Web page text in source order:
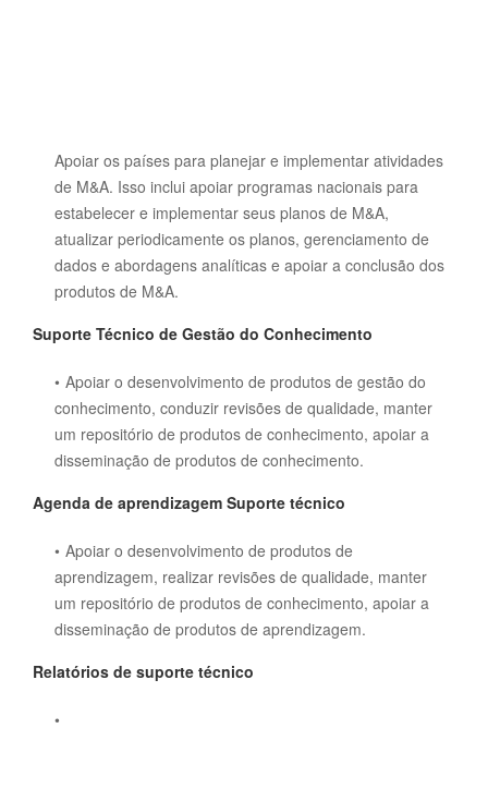
Apoiar os países para planejar e implementar atividades
de M&A. Isso inclui apoiar programas nacionais para
estabelecer e implementar seus planos de M&A,
atualizar periodicamente os planos, gerenciamento de
dados e abordagens analíticas e apoiar a conclusão dos
produtos de M&A.
Suporte Técnico de Gestão do Conhecimento
Apoiar o desenvolvimento de produtos de gestão do
conhecimento, conduzir revisões de qualidade, manter
um repositório de produtos de conhecimento, apoiar a
disseminação de produtos de conhecimento.
Agenda de aprendizagem Suporte técnico
Apoiar o desenvolvimento de produtos de
aprendizagem, realizar revisões de qualidade, manter
um repositório de produtos de conhecimento, apoiar a
disseminação de produtos de aprendizagem.
Relatórios de suporte técnico